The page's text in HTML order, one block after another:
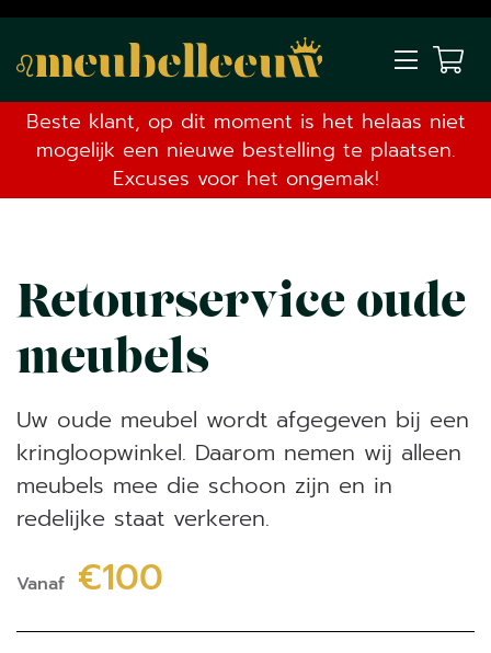
Beste klant, op dit moment is het helaas niet
mogelijk een nieuwe bestelling te plaatsen.
Excuses voor het ongemak!
Retourservice oude
meubels
Uw oude meubel wordt afgegeven bij een
kringloopwinkel. Daarom nemen wij alleen
meubels mee die schoon zijn en in
redelijke staat verkeren.
Vanaf €100